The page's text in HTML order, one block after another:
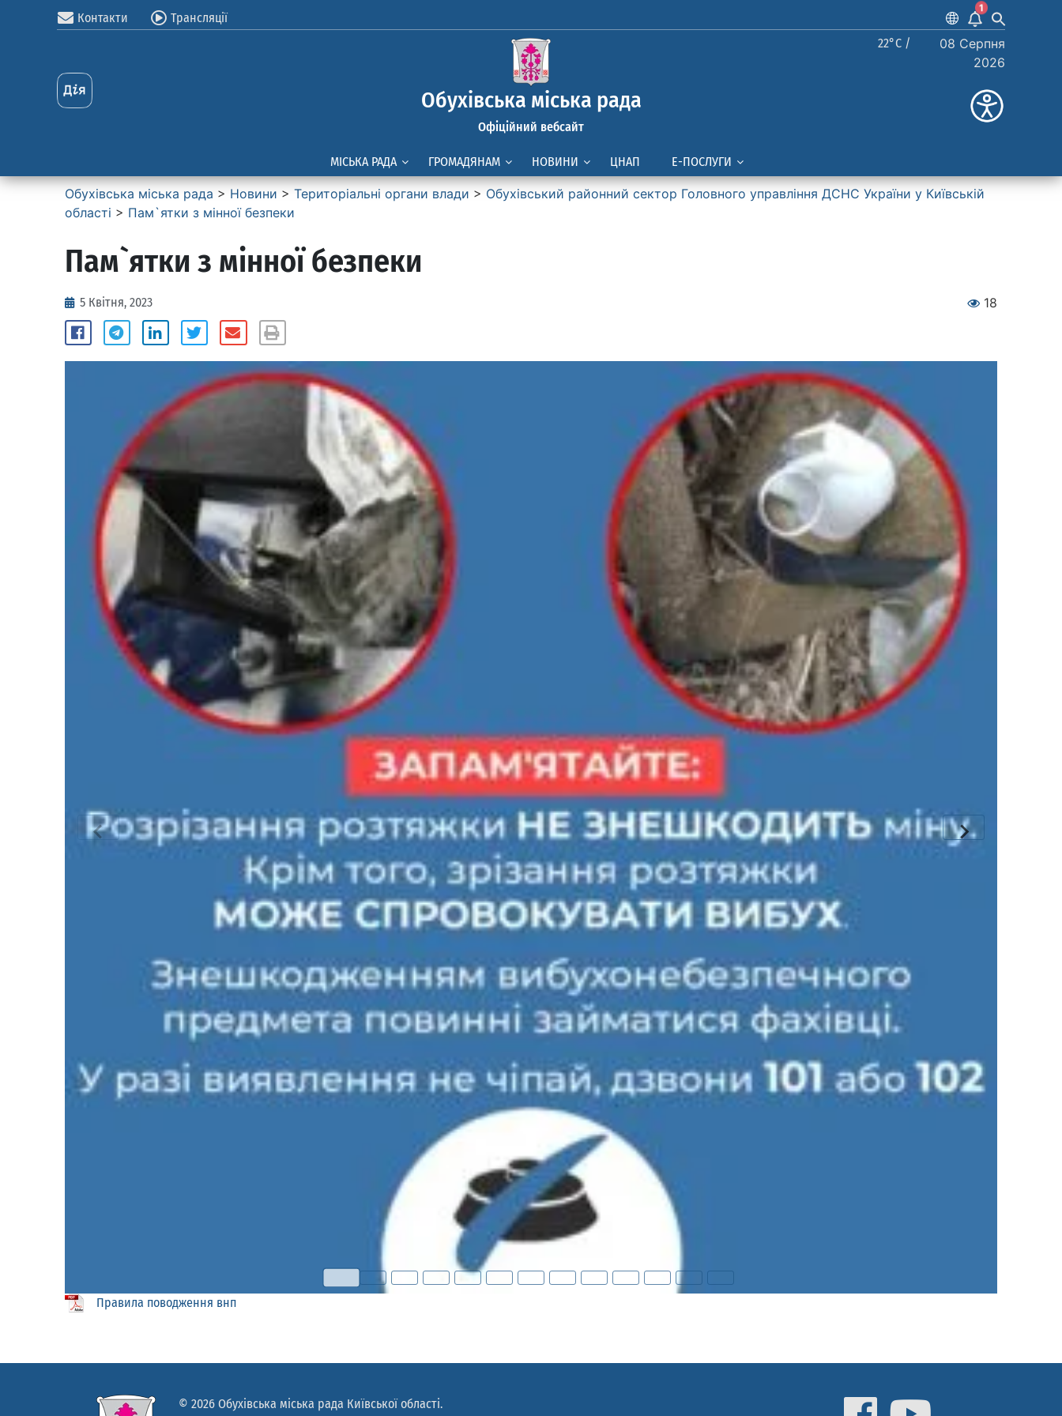
Контакти Трансляції
1
Обухівська міська рада
Офіційний вебсайт
22°C /
08 Серпня
2026
МІСЬКА РАДА ГРОМАДЯНАМ НОВИНИ ЦНАП Е-ПОСЛУГИ
Обухівська міська рада > Новини > Територіальні органи влади > Обухівський районний сектор Головного управління ДСНС України у Київській
області > Пам`ятки з мінної безпеки
Пам`ятки з мінної безпеки
5 Квітня, 2023 18
Правила поводження внп
© 2026 Обухівська міська рада Київської області.